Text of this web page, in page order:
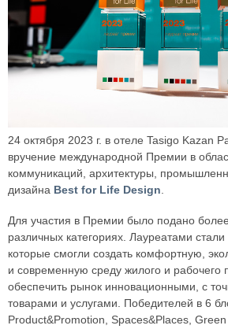
24 октября 2023 г. в отеле Tasigo Kazan
вручение международной Премии в
коммуникаций, архитектуры,
дизайна Best for Life Design
Для участия в Премии было подано
различных категориях. Лауреатами
которые смогли создать комфортную,
и современную среду жилого и рабочего
обеспечить рынок инновационными, с
товарами и услугами. Победителей в 6
Product&Promotion, Spaces&Places,